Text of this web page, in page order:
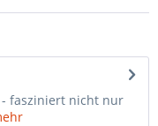
fasziniert nicht nur